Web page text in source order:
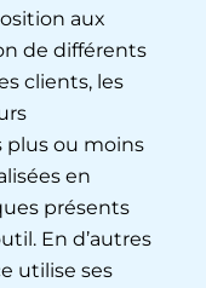
aux
de différents
clients, les
plus ou moins
en
présents
En d’autres
utilise ses